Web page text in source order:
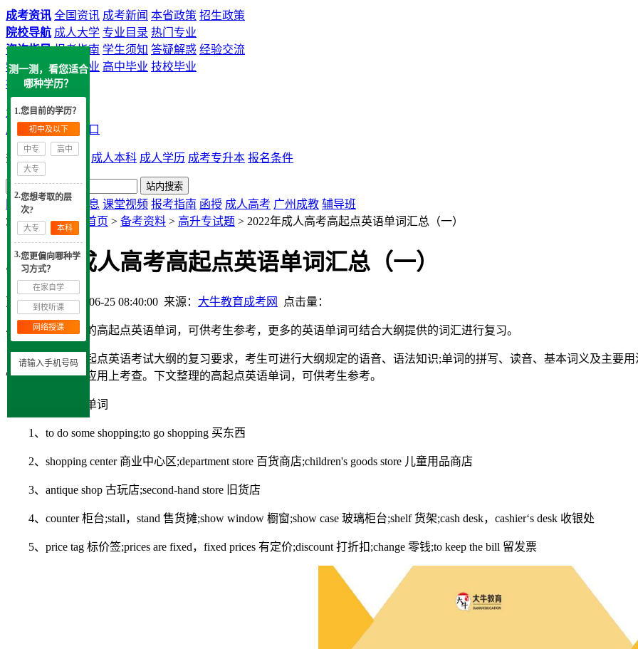
成考资讯 全国资讯 成考新闻 本省政策 招生政策
院校导航 成人大学 专业目录 热门专业
咨询指导 报考指南 学生须知 答疑解惑 经验交流
学历提升 中专毕业 高中毕业 技校毕业
提交申请
大牛教育成考网
成考院校 咨询入口
热搜： 广州成考 成人本科 成人学历 成考专升本 报名条件
网站首页 实用信息 课堂视频 报考指南 函授 成人高考 广州成教 辅导班
您现在的位置：
首页 > 备考资料 > 高升专试题 > 2022年成人高考高起点英语单词汇总（一）
2022年成人高考高起点英语单词汇总（一）
更新时间：2022-06-25 08:40:00 来源： 大牛教育成考网 点击量：
导读：下文整理的高起点英语单词，可供考生参考，更多的英语单词可结合大纲提供的词汇进行复习。
根据成考高起点英语考试大纲的复习要求，考生可进行大纲规定的语音、语法知识;单词的拼写、读音、基本词义及主要
忆、理解和综合应用上考查。下文整理的高起点英语单词，可供考生参考。
购物相关的单词
1、to do some shopping;to go shopping 买东西
2、shopping center 商业中心区;department store 百货商店;children's goods store 儿童用品商店
3、antique shop 古玩店;second-hand store 旧货店
4、counter 柜台;stall，stand 售货摊;show window 橱窗;show case 玻璃柜台;shelf 货架;cash desk，cashier‘s desk 收银处
5、price tag 标价签;prices are fixed，fixed prices 有定价;discount 打折扣;change 零钱;to keep the bill 留发票
测一测，看您适合
哪种学历？
1.您目前的学历？
初中及以下
中专 高中
大专
2.您想考取的层
次?
大专 本科
3.您更偏向哪种学
习方式？
在家自学
到校听课
网络授课